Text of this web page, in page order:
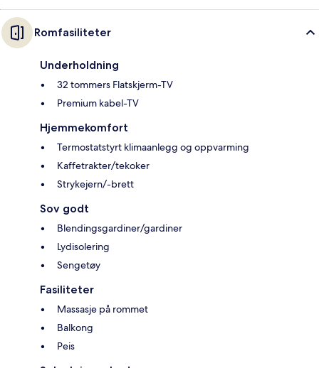
Romfasiliteter
Underholdning
32 tommers Flatskjerm-TV
Premium kabel-TV
Hjemmekomfort
Termostatstyrt klimaanlegg og oppvarming
Kaffetrakter/tekoker
Strykejern/-brett
Sov godt
Blendingsgardiner/gardiner
Lydisolering
Sengetøy
Fasiliteter
Massasje på rommet
Balkong
Peis